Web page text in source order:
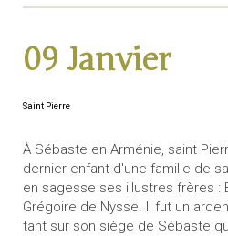
09 Janvier
Saint Pierre
À Sébaste en Arménie, saint
dernier enfant d'une famille de
en sagesse ses illustres frères :
Grégoire de Nysse. Il fut un
tant sur son siège de Sébaste